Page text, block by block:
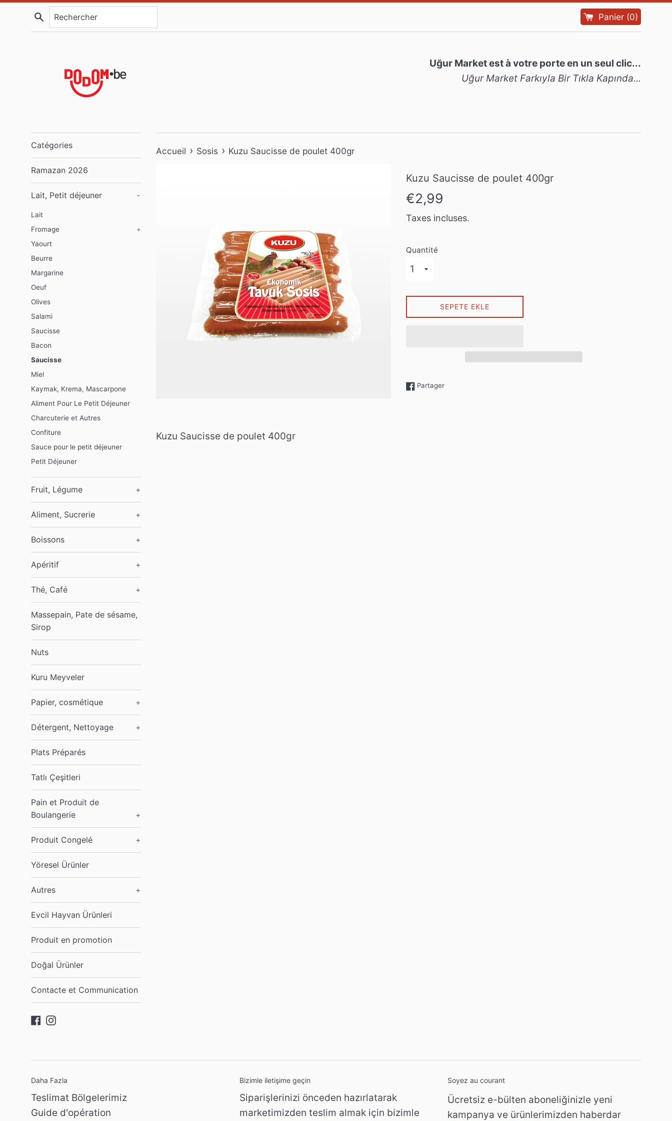
Recherche Panier (0)
Uğur Market est à votre porte en un seul clic...
Uğur Market Farkıyla Bir Tıkla Kapında...
Catégories
Ramazan 2026
Lait, Petit déjeuner -
Lait
Fromage
+
Yaourt
Beurre
Margarine
Oeuf
Olives
Salami
Saucisse
Bacon
Saucisse
Miel
Kaymak, Krema, Mascarpone
Aliment Pour Le Petit Déjeuner
Charcuterie et Autres
Confiture
Sauce pour le petit déjeuner
Petit Déjeuner
Fruit, Légume +
Aliment, Sucrerie +
Boissons +
Apéritif +
Thé, Café +
Massepain, Pate de sésame,
Sirop
Nuts
Kuru Meyveler
Papier, cosmétique +
Détergent, Nettoyage +
Plats Préparés
Tatlı Çeşitleri
Pain et Produit de
Boulangerie
+
Produit Congelé +
Yöresel Ürünler
Autres +
Evcil Hayvan Ürünleri
Produit en promotion
Doğal Ürünler
Contacte et Communication
Facebook
Instagram
Accueil › Sosis › Kuzu Saucisse de poulet 400gr
Kuzu Saucisse de poulet 400gr
Prix
régulier
€2,99
Taxes incluses.
Quantité
SEPETE EKLE
PartagerPartager sur Facebook
Kuzu Saucisse de poulet 400gr
Daha Fazla
Teslimat Bölgelerimiz
Guide d'opération
Bizimle iletişime geçin
Siparişlerinizi önceden hazırlatarak
marketimizden teslim almak için bizimle
Soyez au courant
Ücretsiz e-bülten aboneliğinizle yeni
kampanya ve ürünlerimizden haberdar